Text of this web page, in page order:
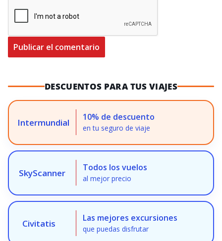
DESCUENTOS PARA TUS VIAJES
Intermundial 10% de descuento
en tu seguro de viaje
SkyScanner Todos los vuelos
al mejor precio
Civitatis Las mejores excursiones
que puedas disfrutar